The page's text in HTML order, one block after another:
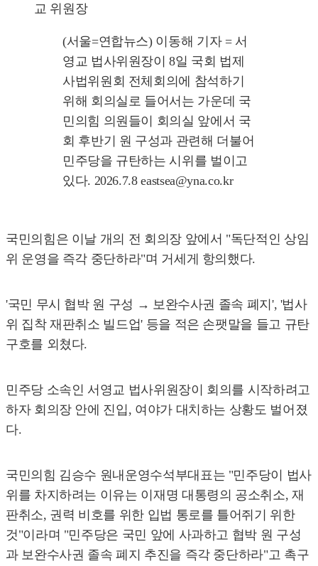
교 위원장
(서울=연합뉴스) 이동해 기자 = 서
영교 법사위원장이 8일 국회 법제
사법위원회 전체회의에 참석하기
위해 회의실로 들어서는 가운데 국
민의힘 의원들이 회의실 앞에서 국
회 후반기 원 구성과 관련해 더불어
민주당을 규탄하는 시위를 벌이고
있다. 2026.7.8 eastsea@yna.co.kr
국민의힘은 이날 개의 전 회의장 앞에서 "독단적인 상임
위 운영을 즉각 중단하라"며 거세게 항의했다.
'국민 무시 협박 원 구성 → 보완수사권 졸속 폐지', '법사
위 집착 재판취소 빌드업' 등을 적은 손팻말을 들고 규탄
구호를 외쳤다.
민주당 소속인 서영교 법사위원장이 회의를 시작하려고
하자 회의장 안에 진입, 여야가 대치하는 상황도 벌어졌
다.
국민의힘 김승수 원내운영수석부대표는 "민주당이 법사
위를 차지하려는 이유는 이재명 대통령의 공소취소, 재
판취소, 권력 비호를 위한 입법 통로를 틀어쥐기 위한
것"이라며 "민주당은 국민 앞에 사과하고 협박 원 구성
과 보완수사권 졸속 폐지 추진을 즉각 중단하라"고 촉구